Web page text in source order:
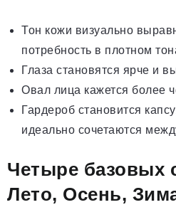
Тон кожи визуально
потребность в плотном
Глаза становятся ярче и
Овал лица кажется более
Гардероб становится
идеально сочетаются
Четыре базовых
Лето, Осень,